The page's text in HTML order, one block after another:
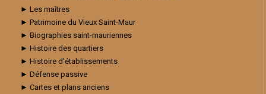
► Les maîtres
► Patrimoine du Vieux Saint-Maur
► Biographies saint-mauriennes
► Histoire des quartiers
► Histoire d'établissements
► Défense passive
► Cartes et plans anciens